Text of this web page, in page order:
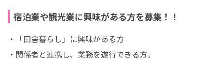
宿泊業や観光業に興味がある方を募集！！
・「田舎暮らし」に興味がある方
・関係者と連携し、業務を遂行できる方。